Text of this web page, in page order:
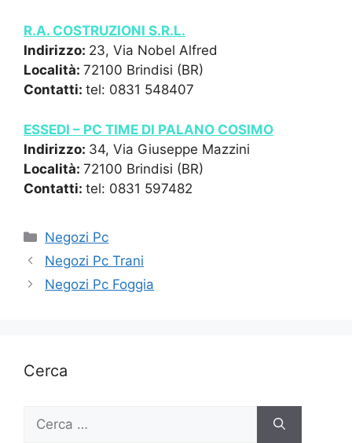
R.A. COSTRUZIONI S.R.L.
Indirizzo: 23, Via Nobel Alfred
Località: 72100 Brindisi (BR)
Contatti: tel: 0831 548407
ESSEDI – PC TIME DI PALANO COSIMO
Indirizzo: 34, Via Giuseppe Mazzini
Località: 72100 Brindisi (BR)
Contatti: tel: 0831 597482
Categorie
Negozi Pc
Negozi Pc Trani
Negozi Pc Foggia
Cerca
per: